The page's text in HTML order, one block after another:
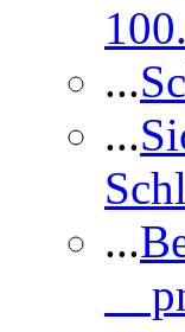
...
...
...